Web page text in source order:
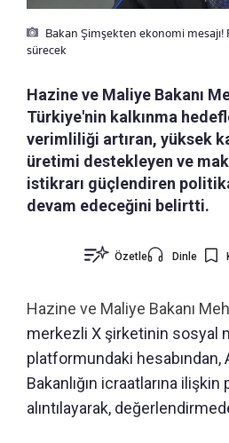
Bakan Şimşekten ekonomi mesajı!
sürecek
Hazine ve Maliye Bakanı
Türkiye'nin kalkınma
verimliliği artıran, yüksek
üretimi destekleyen ve
istikrarı güçlendiren
devam edeceğini belirtti.
Özetle Dinle
Hazine ve Maliye Bakanı
merkezli X şirketinin sosyal
platformundaki hesabından,
Bakanlığın icraatlarına ilişkin
alıntılayarak,